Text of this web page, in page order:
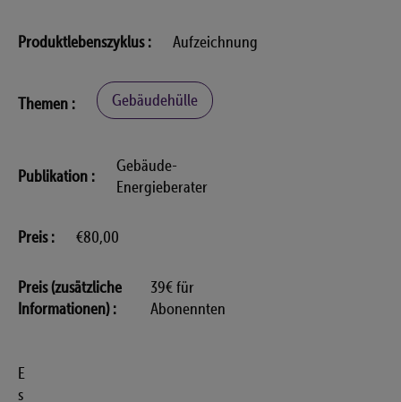
Produktlebenszyklus Aufzeichnung
Themen Gebäudehülle
Publikation
Gebäude-
Energieberater
Preis €80,00
Preis (zusätzliche
Informationen)
39€ für
Abonennten
E
s